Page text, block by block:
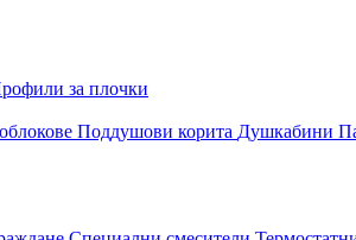
за плочки
Поддушови корита Душкабини